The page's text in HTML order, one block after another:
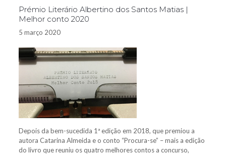
Prémio Literário Albertino dos Santos Matias |
Melhor conto 2020
5 março 2020
Depois da bem-sucedida 1ª edição em 2018, que premiou a
autora Catarina Almeida e o conto “Procura-se” – mais a edição
do livro que reuniu os quatro melhores contos a concurso,